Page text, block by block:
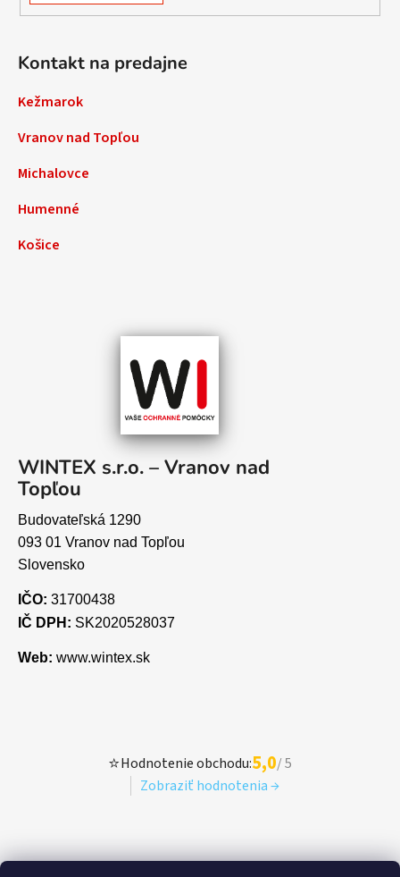
Kontakt na predajne
Kežmarok
Vranov nad Topľou
Michalovce
Humenné
Košice
WINTEX s.r.o. – Vranov nad
Topľou
Budovateľská 1290
093 01 Vranov nad Topľou
Slovensko
IČO: 31700438
IČ DPH: SK2020528037
Web: www.wintex.sk
⭐Hodnotenie obchodu:5,0/ 5
Zobraziť hodnotenia →